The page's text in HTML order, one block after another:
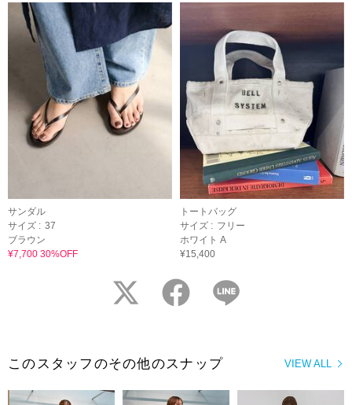
サンダル
サイズ : 37
ブラウン
¥7,700 30%OFF
トートバッグ
サイズ : フリー
ホワイト A
¥15,400
twitter facebook
VIEW ALL
このスタッフのその他のスナップ